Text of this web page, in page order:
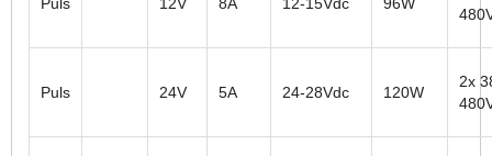
Puls 12V 8A 12-15Vdc 96W
Puls 24V 5A 24-28Vdc 120W
2x